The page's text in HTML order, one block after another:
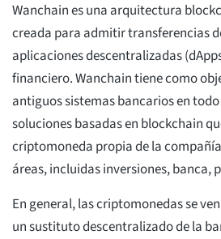
Wanchain es una arquitectura
creada para admitir transferencias
aplicaciones descentralizadas
financiero. Wanchain tiene como
antiguos sistemas bancarios en
soluciones basadas en blockchain
criptomoneda propia de la
áreas, incluidas inversiones, banca,
En general, las criptomonedas se
un sustituto descentralizado de la